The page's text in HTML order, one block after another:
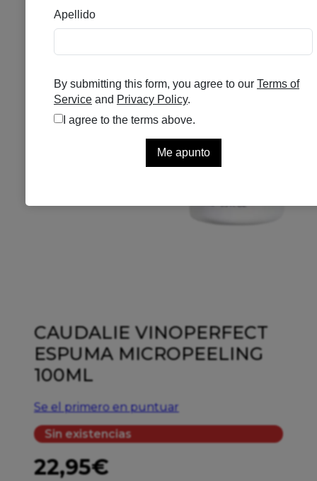
CAUDALIE VINOPERFECT
ESPUMA MICROPEELING
100ML
Se el primero en puntuar
Sin existencias
22,95€